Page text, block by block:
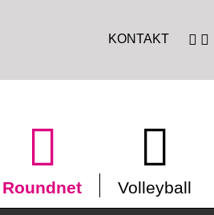
KONTAKT
Roundnet Volleyball